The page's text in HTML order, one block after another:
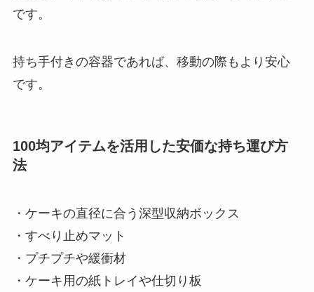
です。
持ち手付きの容器であれば、移動の際もより安心
です。
100均アイテムを活用した安価な持ち運び方
法
・ケーキの直径に合う深型収納ボックス
・すべり止めマット
・プチプチや緩衝材
・ケーキ用の紙トレイや仕切り板